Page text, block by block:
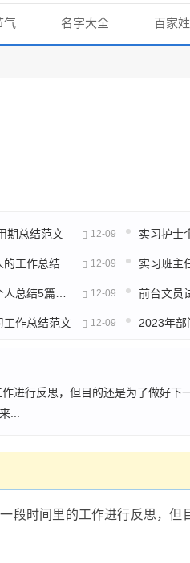
气 名字大全 百家姓
期总结范文 12-09 实习护士
12-09 实习班主
12-09 前台文员
工作总结范文 12-09
进行反思，但目的还是为了做好下
...
段时间里的工作进行反思，但